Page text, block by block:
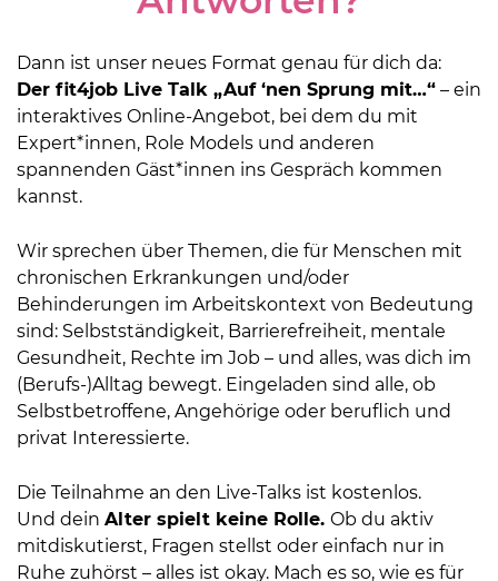
Dann ist unser neues Format genau für dich da:
Der fit4job Live Talk „Auf ‘nen Sprung mit…“ – ein
interaktives Online-Angebot, bei dem du mit
Expert*innen, Role Models und anderen
spannenden Gäst*innen ins Gespräch kommen
kannst.
Wir sprechen über Themen, die für Menschen mit
chronischen Erkrankungen und/oder
Behinderungen im Arbeitskontext von Bedeutung
sind: Selbstständigkeit, Barrierefreiheit, mentale
Gesundheit, Rechte im Job – und alles, was dich im
(Berufs-)Alltag bewegt. Eingeladen sind alle, ob
Selbstbetroffene, Angehörige oder beruflich und
privat Interessierte.
Die Teilnahme an den Live-Talks ist kostenlos.
Und dein Alter spielt keine Rolle. Ob du aktiv
mitdiskutierst, Fragen stellst oder einfach nur in
Ruhe zuhörst – alles ist okay. Mach es so, wie es für